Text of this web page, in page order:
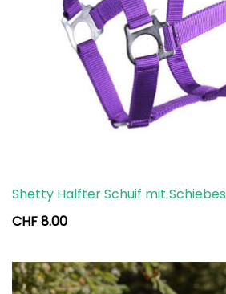
Shetty Halfter Schuif mit
CHF8.00